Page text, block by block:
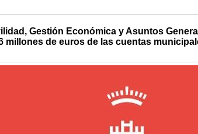
Gestión Económica y Asuntos
millones de euros de las cuentas